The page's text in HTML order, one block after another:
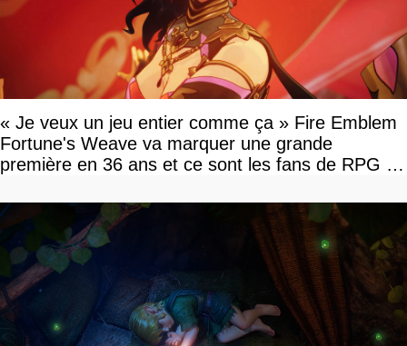
« Je veux un jeu entier comme ça » Fire Emblem
Fortune's Weave va marquer une grande
première en 36 ans et ce sont les fans de RPG en